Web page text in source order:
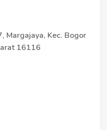
Margajaya, Kec. Bogor
16116